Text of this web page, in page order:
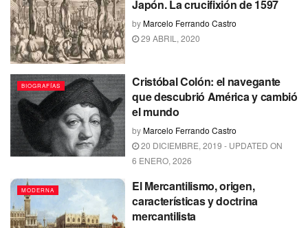
Japón. La crucifixión de 1597
byMarcelo Ferrando Castro
29 ABRIL, 2020
BIOGRAFÍAS
Cristóbal Colón: el navegante
que descubrió América y cambió
el mundo
byMarcelo Ferrando Castro
20 DICIEMBRE, 2019 - UPDATED ON
6 ENERO, 2026
MODERNA
El Mercantilismo, origen,
características y doctrina
mercantilista